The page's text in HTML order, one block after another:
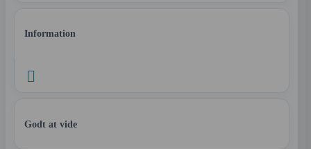
Information

Godt at vide